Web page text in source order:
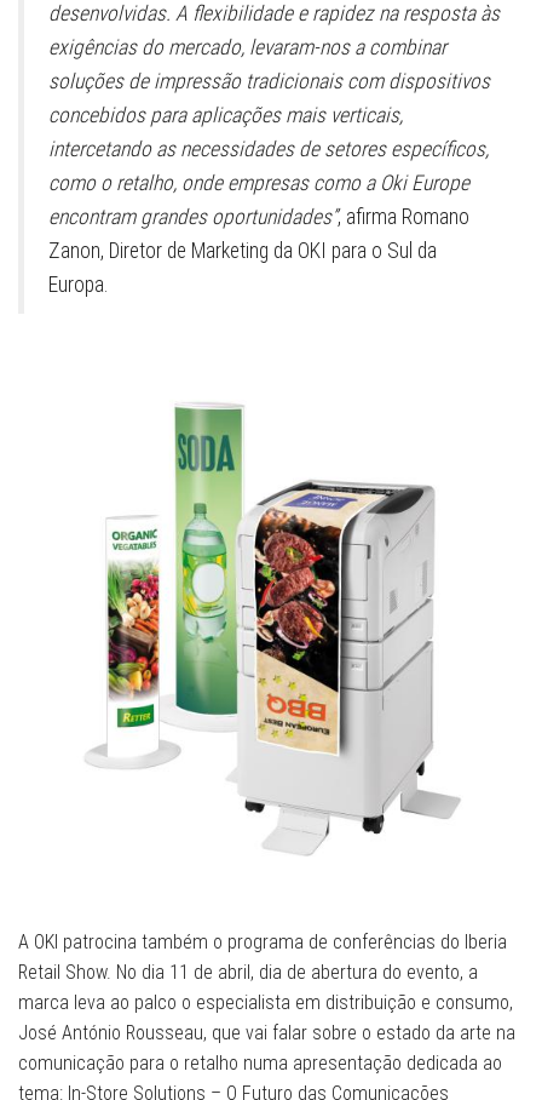
desenvolvidas. A flexibilidade e rapidez na resposta às
exigências do mercado, levaram-nos a combinar
soluções de impressão tradicionais com dispositivos
concebidos para aplicações mais verticais,
intercetando as necessidades de setores específicos,
como o retalho, onde empresas como a Oki Europe
encontram grandes oportunidades”, afirma Romano
Zanon, Diretor de Marketing da OKI para o Sul da
Europa.
A OKI patrocina também o programa de conferências do Iberia
Retail Show. No dia 11 de abril, dia de abertura do evento, a
marca leva ao palco o especialista em distribuição e consumo,
José António Rousseau, que vai falar sobre o estado da arte na
comunicação para o retalho numa apresentação dedicada ao
tema: In-Store Solutions – O Futuro das Comunicações